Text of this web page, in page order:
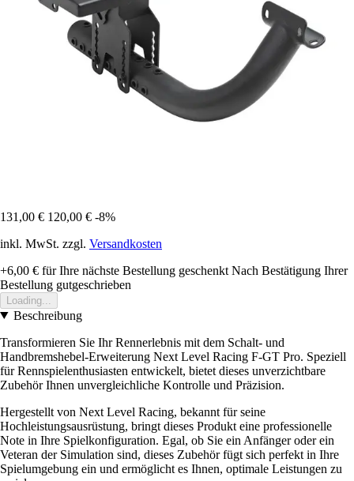
131,00 € 120,00 € -8%
inkl. MwSt. zzgl. Versandkosten
+6,00 € für Ihre nächste Bestellung geschenkt Nach Bestätigung Ihrer
Bestellung gutgeschrieben
Loading...
Beschreibung
Transformieren Sie Ihr Rennerlebnis mit dem Schalt- und
Handbremshebel-Erweiterung Next Level Racing F-GT Pro. Speziell
für Rennspielenthusiasten entwickelt, bietet dieses unverzichtbare
Zubehör Ihnen unvergleichliche Kontrolle und Präzision.
Hergestellt von Next Level Racing, bekannt für seine
Hochleistungsausrüstung, bringt dieses Produkt eine professionelle
Note in Ihre Spielkonfiguration. Egal, ob Sie ein Anfänger oder ein
Veteran der Simulation sind, dieses Zubehör fügt sich perfekt in Ihre
Spielumgebung ein und ermöglicht es Ihnen, optimale Leistungen zu